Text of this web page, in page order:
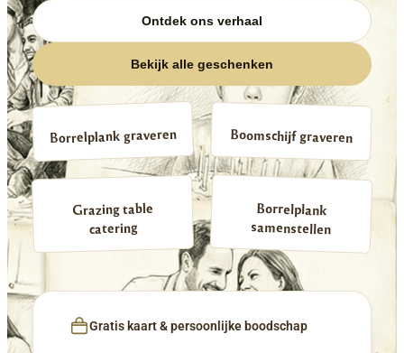
Ontdek ons verhaal
Bekijk alle geschenken
Borrelplank graveren Boomschijf graveren
Grazing table
catering
Borrelplank
samenstellen
Gratis kaart & persoonlijke boodschap